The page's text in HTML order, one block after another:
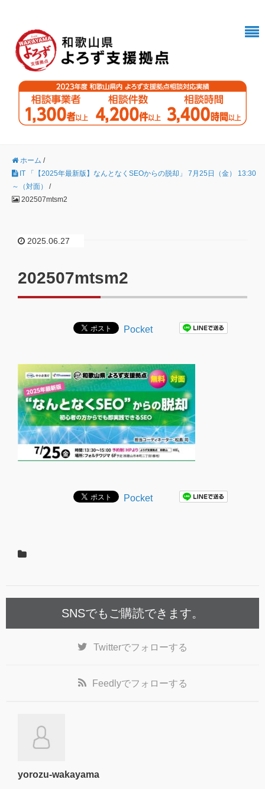
ホーム /
IT 「【2025年最新版】なんとなくSEOからの脱却」 7月25日（金） 13:30
～（対面）
/
202507mtsm2
2025.06.27
202507mtsm2
Pocket
Pocket
SNSでもご購読できます。
Twitterでフォローする
Feedlyでフォローする
yorozu-wakayama